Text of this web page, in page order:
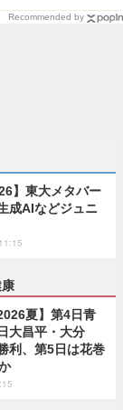
Recommended by
】東大メタバー
成AIなどジュニ
夏】第4日青
大昌平・大分
利、第5日は花巻